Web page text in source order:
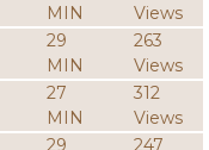
MIN
Views
29
MIN
263
Views
27
MIN
312
Views
29
247